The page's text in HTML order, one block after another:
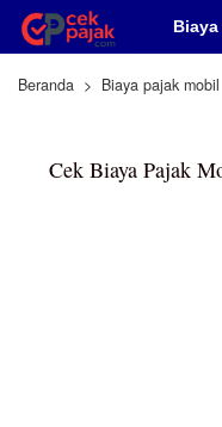
Beranda Biaya pajak mobil
Cek Biaya Pajak